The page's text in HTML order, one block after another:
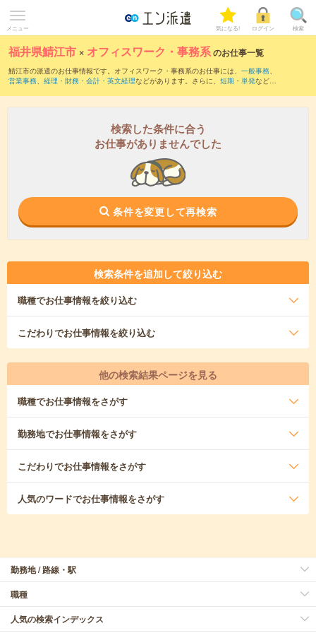
メニュー 気になる! ログイン 検索
福井県鯖江市 × オフィスワーク・事務系のお仕事一覧
鯖江市の派遣のお仕事情報です。オフィスワーク・事務系のお仕事には、 一般事務、
営業事務、 経理・財務・会計・英文経理などがあります。さらに、 短期 ・ 単発などの
検索した条件に合う
お仕事がありませんでした
条件を変更して再検索
検索条件を追加して絞り込む
職種でお仕事情報を絞り込む
こだわりでお仕事情報を絞り込む
他の検索結果ページを見る
職種でお仕事情報をさがす
勤務地でお仕事情報をさがす
こだわりでお仕事情報をさがす
人気のワードでお仕事情報をさがす
勤務地 / 路線・駅
職種
人気の検索インデックス